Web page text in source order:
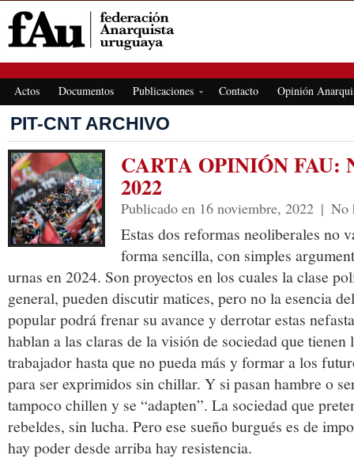
Actos Documentos Publicaciones Contacto Opinión
PIT-CNT ARCHIVO
CARTA OPINIÓN FAU:
2022
Publicado en 16 noviembre, 2022 | No
Estas dos reformas neoliberales no
forma sencilla, con simples
urnas en 2024. Son proyectos en los cuales la clase
general, pueden discutir matices, pero no la esencia
popular podrá frenar su avance y derrotar estas
hablan a las claras de la visión de sociedad que
trabajador hasta que no pueda más y formar a los
para ser exprimidos sin chillar. Y si pasan hambre o
tampoco chillen y se “adapten”. La sociedad que
rebeldes, sin lucha. Pero ese sueño burgués es de
hay poder desde arriba hay resistencia.